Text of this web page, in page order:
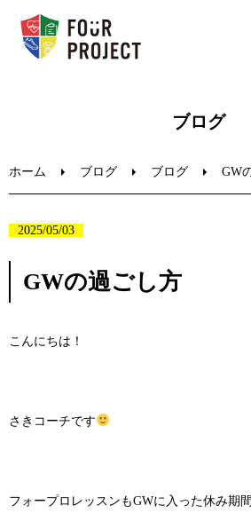
ブログ
ホーム ブログ ブログ GW
2025/05/03
GWの過ごし方
こんにちは！
さきコーチです
フォープロレッスンもGWに入った休み期